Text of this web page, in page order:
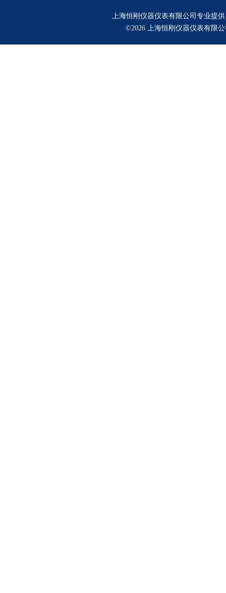
上海恒刚仪器仪表有限公司专业提
©2026 上海恒刚仪器仪表有限